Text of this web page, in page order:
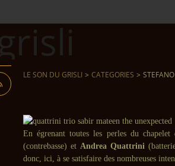
LE SON DU GRISLI > CATEGORIES >
En égrenant toutes les perles du
(contrebasse) et Andrea Quattrini
donc, ici, à se satisfaire des nombreuses